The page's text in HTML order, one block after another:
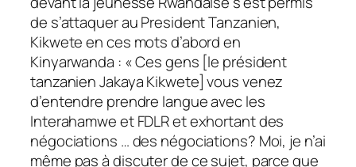
de s’attaquer au President Tanzanien,
Kikwete en ces mots d’abord en
Kinyarwanda : « Ces gens [le président
tanzanien Jakaya Kikwete] vous venez
d’entendre prendre langue avec les
Interahamwe et FDLR et exhortant des
négociations … des négociations? Moi, je n’ai
même pas à discuter de ce sujet, parce que